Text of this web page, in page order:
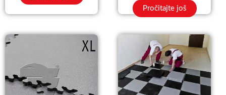
Pročitajte još